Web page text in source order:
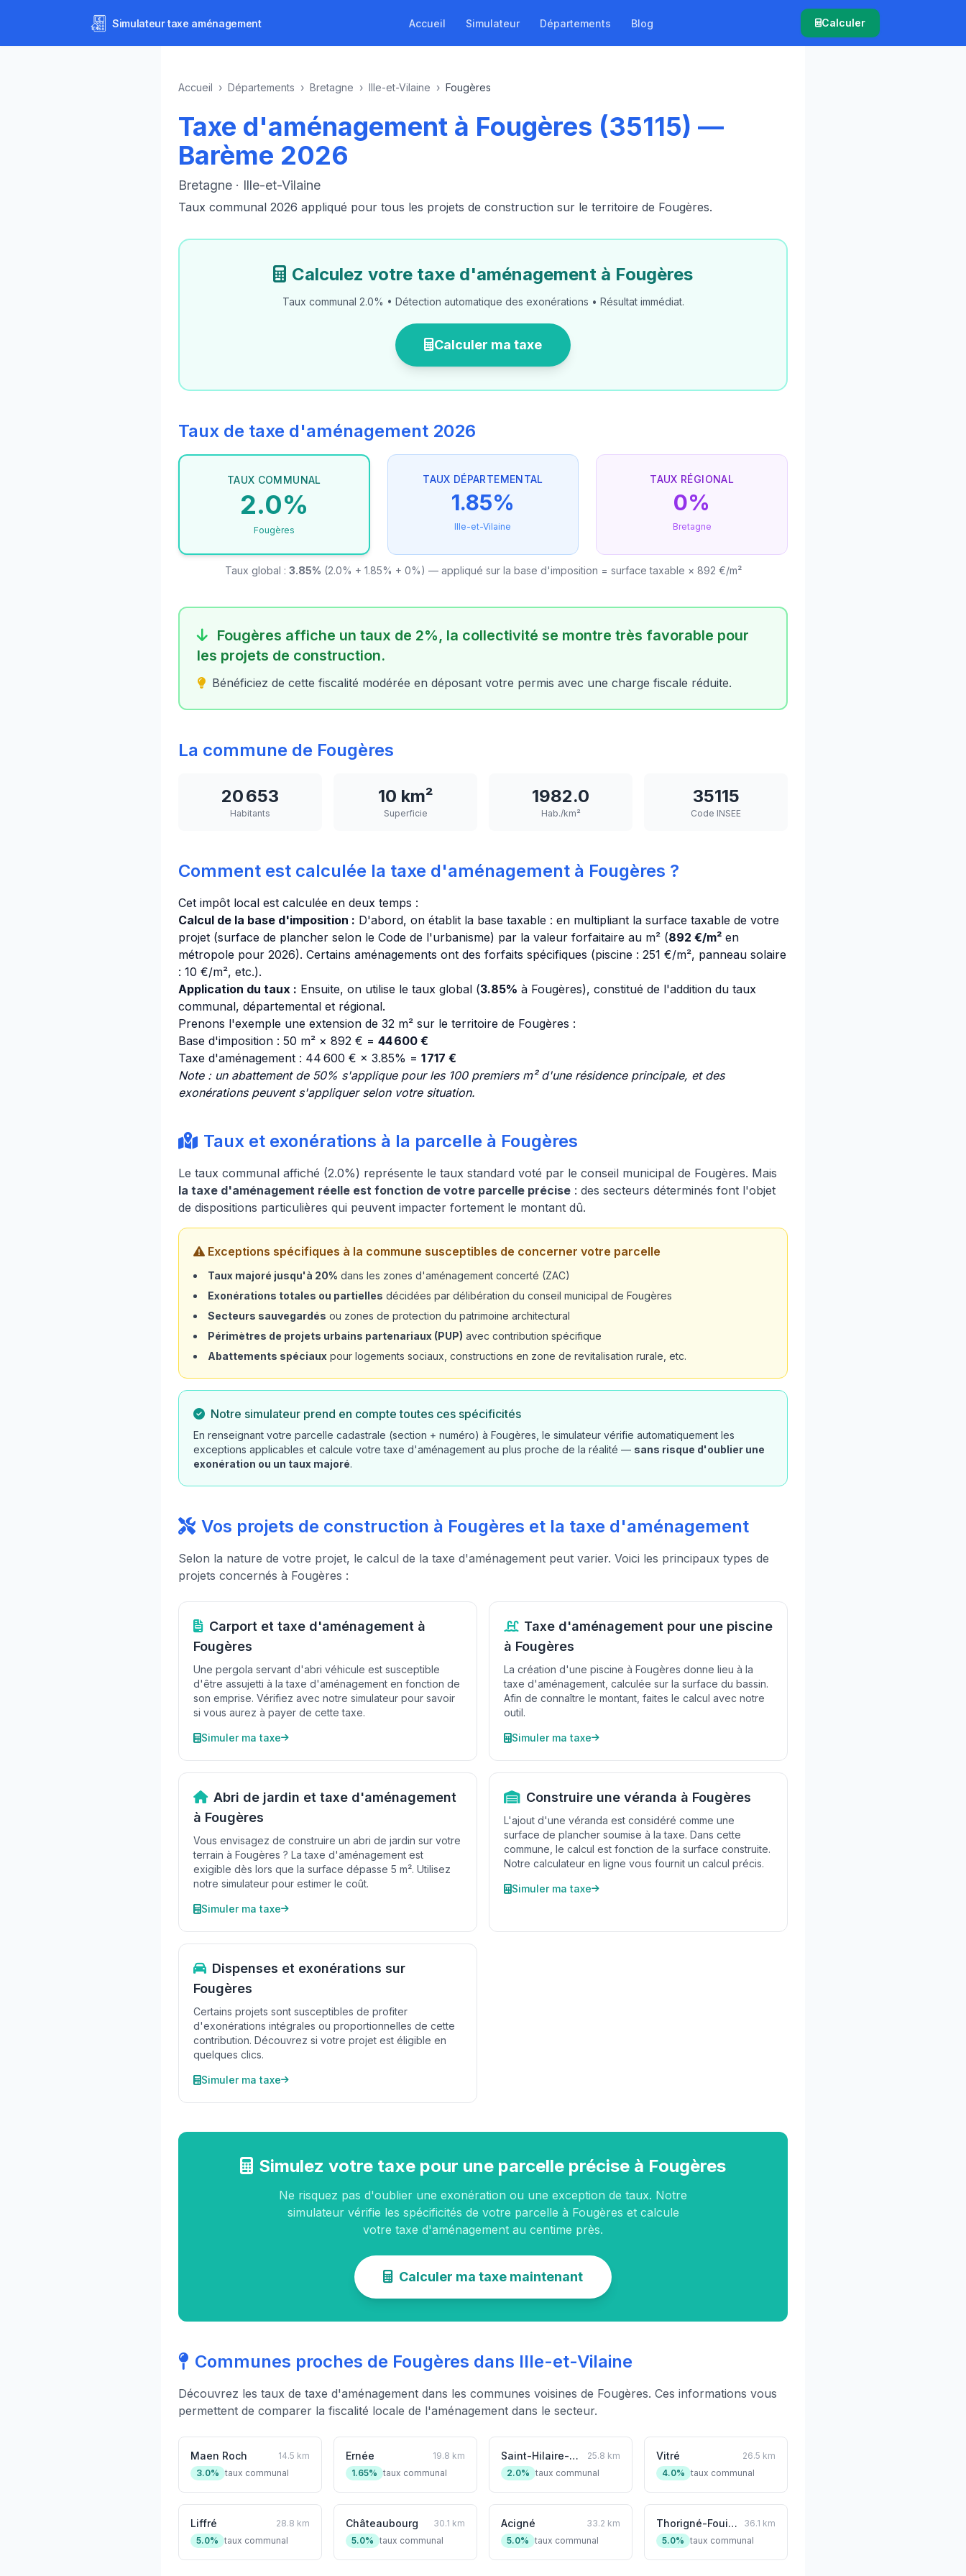
Simulateurtaxe aménagement Accueil Simulateur Départements Blog Calculer
Accueil › Départements › Bretagne › Ille-et-Vilaine › Fougères
Taxe d'aménagement à Fougères (35115) —
Barème 2026
Bretagne · Ille-et-Vilaine
Taux communal 2026 appliqué pour tous les projets de construction sur le territoire de Fougères.
Calculez votre taxe d'aménagement à Fougères
Taux communal 2.0% • Détection automatique des exonérations • Résultat immédiat.
Calculer ma taxe
Taux de taxe d'aménagement 2026
TAUX COMMUNAL
2.0%
Fougères
TAUX DÉPARTEMENTAL
1.85%
Ille-et-Vilaine
TAUX RÉGIONAL
0%
Bretagne
Taux global : 3.85% (2.0% + 1.85% + 0%) — appliqué sur la base d'imposition = surface taxable × 892 €/m²
Fougères affiche un taux de 2%, la collectivité se montre très favorable pour
les projets de construction.
Bénéficiez de cette fiscalité modérée en déposant votre permis avec une charge fiscale réduite.
La commune de Fougères
20 653
Habitants
10 km²
Superficie
1982.0
Hab./km²
35115
Code INSEE
Comment est calculée la taxe d'aménagement à Fougères ?
Cet impôt local est calculée en deux temps :
Calcul de la base d'imposition : D'abord, on établit la base taxable : en multipliant la surface taxable de votre
projet (surface de plancher selon le Code de l'urbanisme) par la valeur forfaitaire au m² (892 €/m² en
métropole pour 2026). Certains aménagements ont des forfaits spécifiques (piscine : 251 €/m², panneau solaire
: 10 €/m², etc.).
Application du taux : Ensuite, on utilise le taux global (3.85% à Fougères), constitué de l'addition du taux
communal, départemental et régional.
Prenons l'exemple une extension de 32 m² sur le territoire de Fougères :
Base d'imposition : 50 m² × 892 € = 44 600 €
Taxe d'aménagement : 44 600 € × 3.85% = 1 717 €
Note : un abattement de 50% s'applique pour les 100 premiers m² d'une résidence principale, et des
exonérations peuvent s'appliquer selon votre situation.
Taux et exonérations à la parcelle à Fougères
Le taux communal affiché (2.0%) représente le taux standard voté par le conseil municipal de Fougères. Mais
la taxe d'aménagement réelle est fonction de votre parcelle précise : des secteurs déterminés font l'objet
de dispositions particulières qui peuvent impacter fortement le montant dû.
Exceptions spécifiques à la commune susceptibles de concerner votre parcelle
Taux majoré jusqu'à 20% dans les zones d'aménagement concerté (ZAC)
Exonérations totales ou partielles décidées par délibération du conseil municipal de Fougères
Secteurs sauvegardés ou zones de protection du patrimoine architectural
Périmètres de projets urbains partenariaux (PUP) avec contribution spécifique
Abattements spéciaux pour logements sociaux, constructions en zone de revitalisation rurale, etc.
Notre simulateur prend en compte toutes ces spécificités
En renseignant votre parcelle cadastrale (section + numéro) à Fougères, le simulateur vérifie automatiquement les
exceptions applicables et calcule votre taxe d'aménagement au plus proche de la réalité — sans risque d'oublier une
exonération ou un taux majoré.
Vos projets de construction à Fougères et la taxe d'aménagement
Selon la nature de votre projet, le calcul de la taxe d'aménagement peut varier. Voici les principaux types de
projets concernés à Fougères :
Carport et taxe d'aménagement à
Fougères
Une pergola servant d'abri véhicule est susceptible
d'être assujetti à la taxe d'aménagement en fonction de
son emprise. Vérifiez avec notre simulateur pour savoir
si vous aurez à payer de cette taxe.
Simuler ma taxe
Taxe d'aménagement pour une piscine
à Fougères
La création d'une piscine à Fougères donne lieu à la
taxe d'aménagement, calculée sur la surface du bassin.
Afin de connaître le montant, faites le calcul avec notre
outil.
Simuler ma taxe
Abri de jardin et taxe d'aménagement
à Fougères
Vous envisagez de construire un abri de jardin sur votre
terrain à Fougères ? La taxe d'aménagement est
exigible dès lors que la surface dépasse 5 m². Utilisez
notre simulateur pour estimer le coût.
Simuler ma taxe
Construire une véranda à Fougères
L'ajout d'une véranda est considéré comme une
surface de plancher soumise à la taxe. Dans cette
commune, le calcul est fonction de la surface construite.
Notre calculateur en ligne vous fournit un calcul précis.
Simuler ma taxe
Dispenses et exonérations sur
Fougères
Certains projets sont susceptibles de profiter
d'exonérations intégrales ou proportionnelles de cette
contribution. Découvrez si votre projet est éligible en
quelques clics.
Simuler ma taxe
Simulez votre taxe pour une parcelle précise à Fougères
Ne risquez pas d'oublier une exonération ou une exception de taux. Notre
simulateur vérifie les spécificités de votre parcelle à Fougères et calcule
votre taxe d'aménagement au centime près.
Calculer ma taxe maintenant
Communes proches de Fougères dans Ille-et-Vilaine
Découvrez les taux de taxe d'aménagement dans les communes voisines de Fougères. Ces informations vous
permettent de comparer la fiscalité locale de l'aménagement dans le secteur.
Maen Roch
14.5 km
3.0% taux communal
Ernée
19.8 km
1.65% taux communal
Saint-Hilaire-du-Harcouët
25.8 km
2.0% taux communal
Vitré
26.5 km
4.0% taux communal
Liffré
28.8 km
5.0% taux communal
Châteaubourg
30.1 km
5.0% taux communal
Acigné
33.2 km
5.0% taux communal
Thorigné-Fouillard
36.1 km
5.0% taux communal